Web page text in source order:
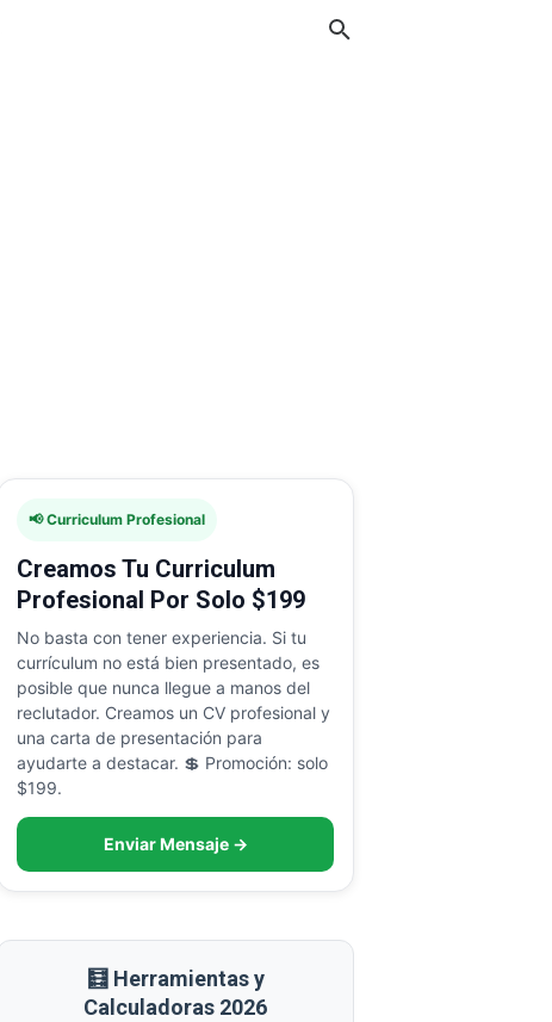
📢 Curriculum Profesional
Creamos Tu Curriculum
Profesional Por Solo $199
No basta con tener experiencia. Si tu
currículum no está bien presentado, es
posible que nunca llegue a manos del
reclutador. Creamos un CV profesional y
una carta de presentación para
ayudarte a destacar. 💲 Promoción: solo
$199.
Enviar Mensaje →
🧮 Herramientas y
Calculadoras 2026